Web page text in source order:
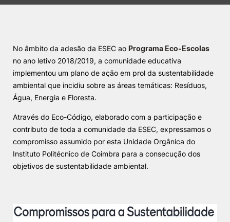
Investigação e Projetos
Alunos
Knowledge Factory
Candidaturas
©2026 Instituto Politécnico de Coimbra. Todos os direitos reservados.
No âmbito da adesão da ESEC ao Programa Eco-Escolas
no ano letivo 2018/2019, a comunidade educativa
implementou um plano de ação em prol da sustentabilidade
ambiental que incidiu sobre as áreas temáticas: Resíduos,
Água, Energia e Floresta.
Através do Eco-Código, elaborado com a participação e
contributo de toda a comunidade da ESEC, expressamos o
compromisso assumido por esta Unidade Orgânica do
Instituto Politécnico de Coimbra para a consecução dos
objetivos de sustentabilidade ambiental.